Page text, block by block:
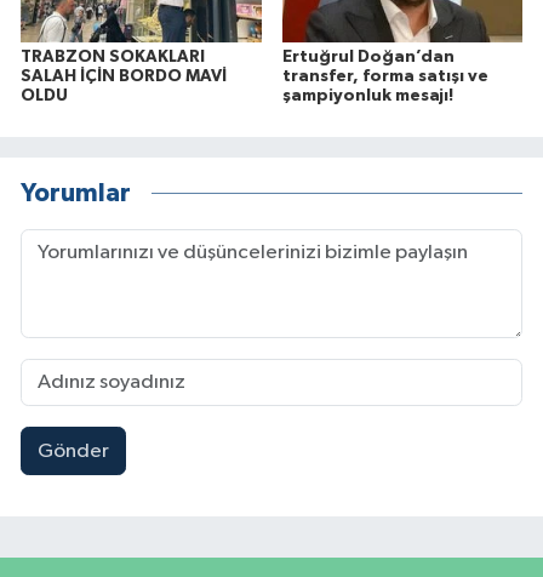
TRABZON SOKAKLARI
SALAH İÇİN BORDO MAVİ
OLDU
Ertuğrul Doğan’dan
transfer, forma satışı ve
şampiyonluk mesajı!
Yorumlar
Gönder